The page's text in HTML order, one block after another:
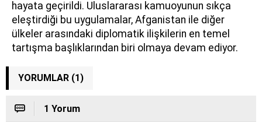
hayata geçirildi. Uluslararası kamuoyunun sıkça
eleştirdiği bu uygulamalar, Afganistan ile diğer
ülkeler arasındaki diplomatik ilişkilerin en temel
tartışma başlıklarından biri olmaya devam ediyor.
YORUMLAR (1)
1 Yorum